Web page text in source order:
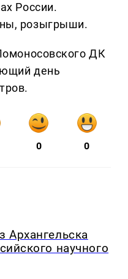
России.
розыгрыши.
ДК
день
0 0
Архангельска
научного